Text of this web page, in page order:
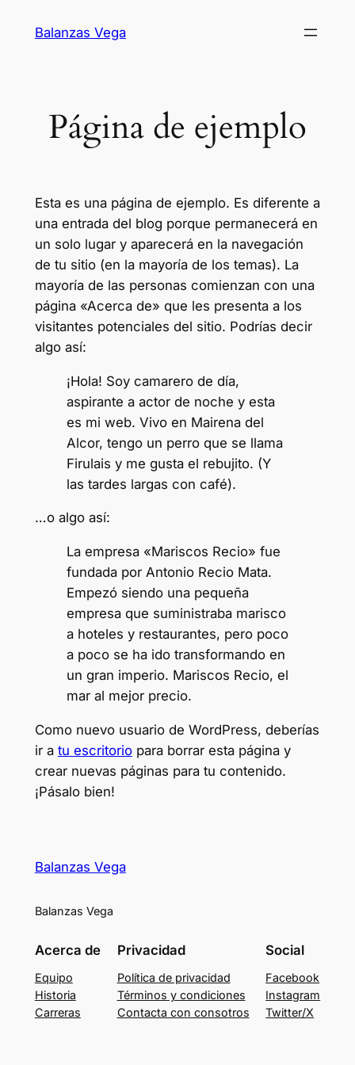
Balanzas Vega
Página de ejemplo
Esta es una página de ejemplo. Es diferente a
una entrada del blog porque permanecerá en
un solo lugar y aparecerá en la navegación
de tu sitio (en la mayoría de los temas). La
mayoría de las personas comienzan con una
página «Acerca de» que les presenta a los
visitantes potenciales del sitio. Podrías decir
algo así:
¡Hola! Soy camarero de día,
aspirante a actor de noche y esta
es mi web. Vivo en Mairena del
Alcor, tengo un perro que se llama
Firulais y me gusta el rebujito. (Y
las tardes largas con café).
…o algo así:
La empresa «Mariscos Recio» fue
fundada por Antonio Recio Mata.
Empezó siendo una pequeña
empresa que suministraba marisco
a hoteles y restaurantes, pero poco
a poco se ha ido transformando en
un gran imperio. Mariscos Recio, el
mar al mejor precio.
Como nuevo usuario de WordPress, deberías
ir a tu escritoriopara borrar esta página y
crear nuevas páginas para tu contenido.
¡Pásalo bien!
Balanzas Vega
Balanzas Vega
Acerca de
Equipo
Historia
Carreras
Privacidad
Política de privacidad
Términos y condiciones
Contacta con consotros
Social
Facebook
Instagram
Twitter/X